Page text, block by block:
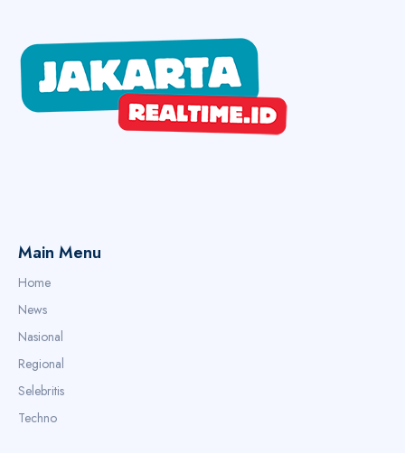
Main Menu
Home
News
Nasional
Regional
Selebritis
Techno